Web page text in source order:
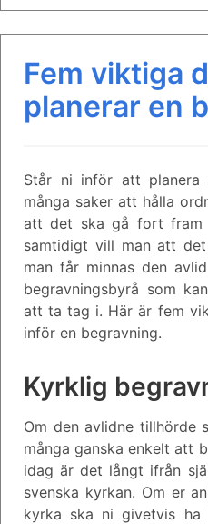
Fem viktiga
planerar en
Står ni inför att planera
många saker att hålla
att det ska gå fort fram
samtidigt vill man att
man får minnas den
begravningsbyrå som
att ta tag i. Här är fem
inför en begravning.
Kyrklig
Om den avlidne tillhörde
många ganska enkelt att
idag är det långt ifrån
svenska kyrkan. Om er
kyrka ska ni givetvis ha